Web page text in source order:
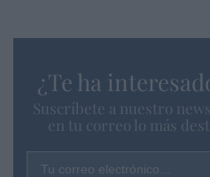
¿Te ha
Suscríbete a nuestro
en tu correo lo más
Tu correo electrónico...